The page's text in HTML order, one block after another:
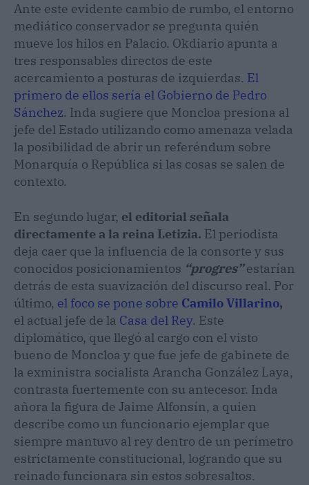
Ante este evidente cambio de rumbo, el entorno
mediático conservador se pregunta quién
mueve los hilos en Palacio. Okdiario apunta a
tres responsables directos de este
acercamiento a posturas de izquierdas. El
primero de ellos sería el Gobierno de Pedro
Sánchez. Inda sugiere que Moncloa presiona al
jefe del Estado utilizando como amenaza velada
la posibilidad de abrir un referéndum sobre
Monarquía o República si las cosas se salen de
contexto.
En segundo lugar, el editorial señala
directamente a la reina Letizia. El periodista
deja caer que la influencia de la consorte y sus
conocidos posicionamientos “progres”estarían
detrás de esta suavización del discurso real. Por
último, el foco se pone sobre Camilo Villarino,
el actual jefe de la Casa del Rey. Este
diplomático, que llegó al cargo con el visto
bueno de Moncloa y que fue jefe de gabinete de
la exministra socialista Arancha González Laya,
contrasta fuertemente con su antecesor. Inda
añora la figura de Jaime Alfonsín, a quien
describe como un funcionario ejemplar que
siempre mantuvo al rey dentro de un perímetro
estrictamente constitucional, logrando que su
reinado funcionara sin estos sobresaltos.